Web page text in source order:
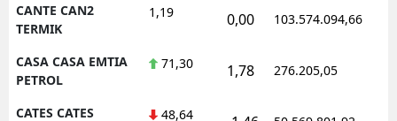
CANTE CAN2
TERMIK
1,19 0,00 103.574.094,66
CASA CASA EMTIA
PETROL
71,30 1,78 276.205,05
CATES CATES
48,64